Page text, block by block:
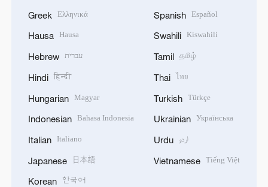
Greek Ελληνικά
Hausa Hausa
Hebrew עברית
Hindi हिन्दी
Hungarian Magyar
Indonesian Bahasa Indonesia
Italian Italiano
Japanese 日本語
Korean 한국어
Spanish Español
Swahili Kiswahili
Tamil தமிழ்
Thai ไทย
Turkish Türkçe
Ukrainian Українська
Urdu اردو
Vietnamese Tiếng Việt